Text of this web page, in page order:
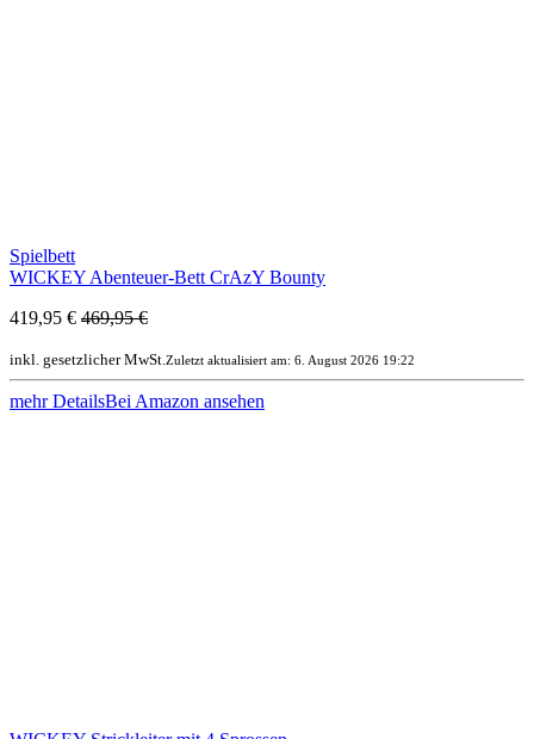
Spielbett
WICKEY Abenteuer-Bett CrAzY Bounty
419,95 € 469,95 €
inkl. gesetzlicher MwSt. Zuletzt aktualisiert am: 6. August 2026 19:22
mehr DetailsBei Amazon ansehen